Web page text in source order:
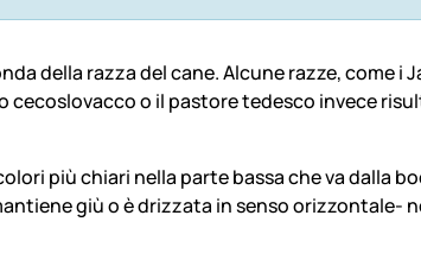
della razza del cane. Alcune razze, come i
o il pastore tedesco invece
più chiari nella parte bassa che va dalla
giù o è drizzata in senso orizzontale-